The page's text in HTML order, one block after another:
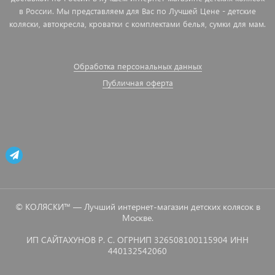
в России. Мы представляем для Вас по Лучшей Цене - детские
коляски, автокресла, кроватки с комплектами белья, сумки для мам.
Обработка персональных данных
Публичная оферта
© КОЛЯСКИ™ — Лучший интернет-магазин детских колясок в
Москве.
ИП САЙТАХУНОВ Р. С. ОГРНИП 326508100115904 ИНН
440132542060